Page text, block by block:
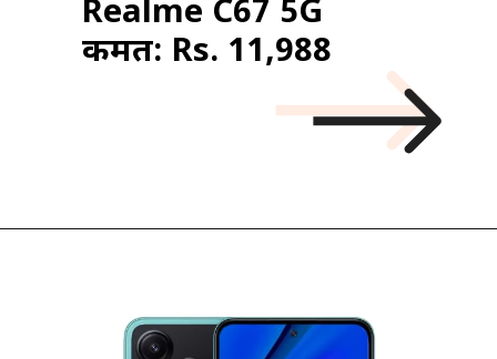
Realme C67 5G
कीमत: Rs. 11,988